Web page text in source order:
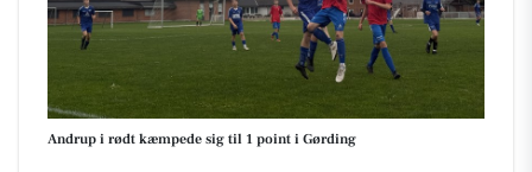
Andrup i rødt kæmpede sig til 1 point i Gørding